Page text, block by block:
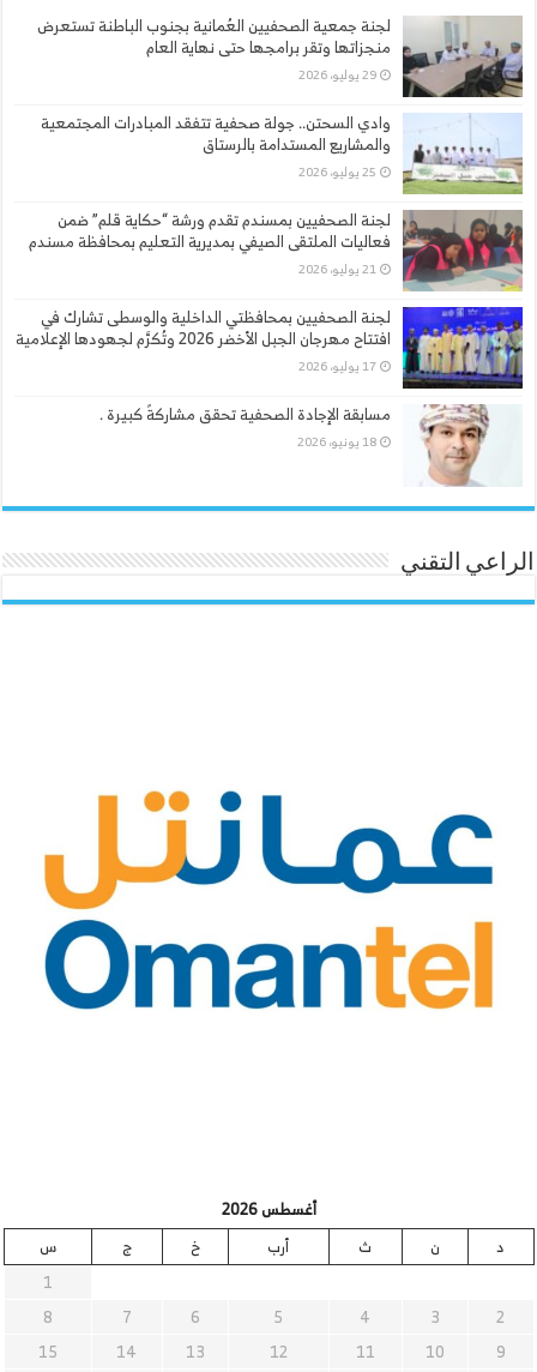
لجنة جمعية الصحفيين العُمانية بجنوب الباطنة تستعرض
منجزاتها وتقر برامجها حتى نهاية العام
29 يوليو، 2026
وادي السحتن.. جولة صحفية تتفقد المبادرات المجتمعية
والمشاريع المستدامة بالرستاق
25 يوليو، 2026
لجنة الصحفيين بمسندم تقدم ورشة “حكاية قلم” ضمن
فعاليات الملتقى الصيفي بمديرية التعليم بمحافظة مسندم
21 يوليو، 2026
لجنة الصحفيين بمحافظتي الداخلية والوسطى تشارك في
افتتاح مهرجان الجبل الأخضر 2026 وتُكرَّم لجهودها الإعلامية
17 يوليو، 2026
مسابقة الإجادة الصحفية تحقق مشاركةً كبيرة .
18 يونيو، 2026
الراعي التقني
أغسطس 2026
د
ن ث أرب خ ج
س
1
2
3
4
5
6
7
8
9
10
11
12
13
14
15